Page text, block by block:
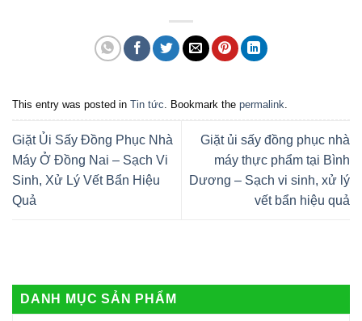
This entry was posted in Tin tức. Bookmark the permalink.
Giặt Ủi Sấy Đồng Phục Nhà
Máy Ở Đồng Nai – Sạch Vi
Sinh, Xử Lý Vết Bẩn Hiệu
Quả
Giặt ủi sấy đồng phục nhà
máy thực phẩm tại Bình
Dương – Sạch vi sinh, xử lý
vết bẩn hiệu quả
DANH MỤC SẢN PHẨM